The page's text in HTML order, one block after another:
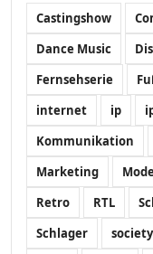
Castingshow
Dance Music
Fernsehserie
internet
ip
Kommunikation
Marketing
Mode
Retro
RTL
Schlager
society